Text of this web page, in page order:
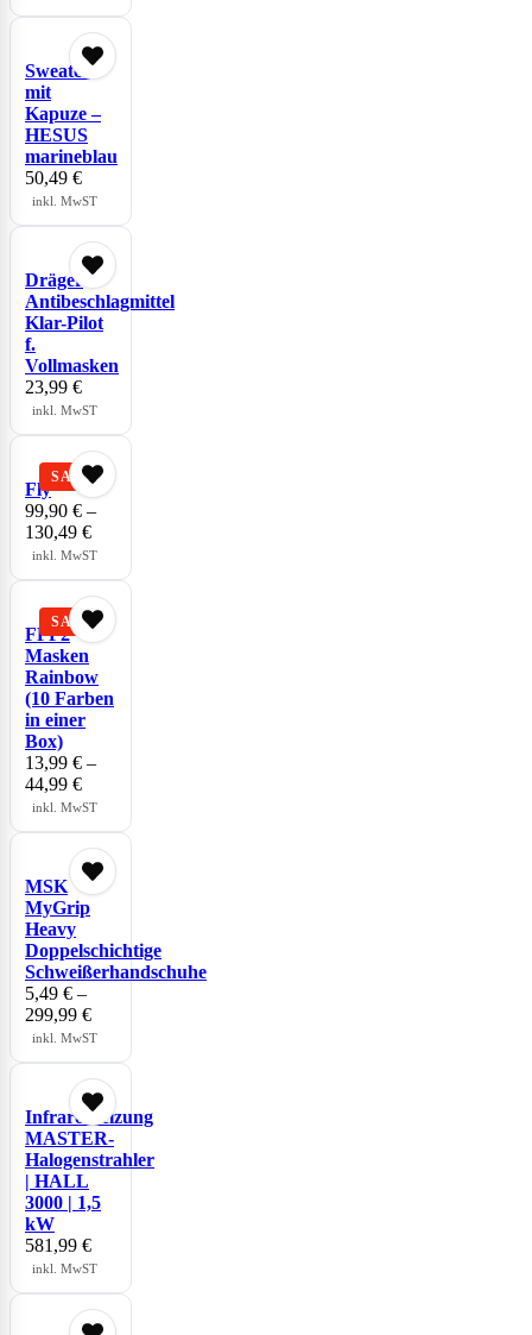
Sweater
mit
Kapuze –
HESUS
marineblau
50,49 €
inkl. MwST
Dräger
Antibeschlagmittel
Klar-Pilot
f.
Vollmasken
23,99 €
inkl. MwST
Fly
99,90 € –
130,49 €
inkl. MwST
FFP2
Masken
Rainbow
(10 Farben
in einer
Box)
13,99 € –
44,99 €
inkl. MwST
MSK
MyGrip
Heavy
Doppelschichtige
Schweißerhandschuhe
5,49 € –
299,99 €
inkl. MwST
Infrarotheizung
MASTER-
Halogenstrahler
| HALL
3000 | 1,5
kW
581,99 €
inkl. MwST